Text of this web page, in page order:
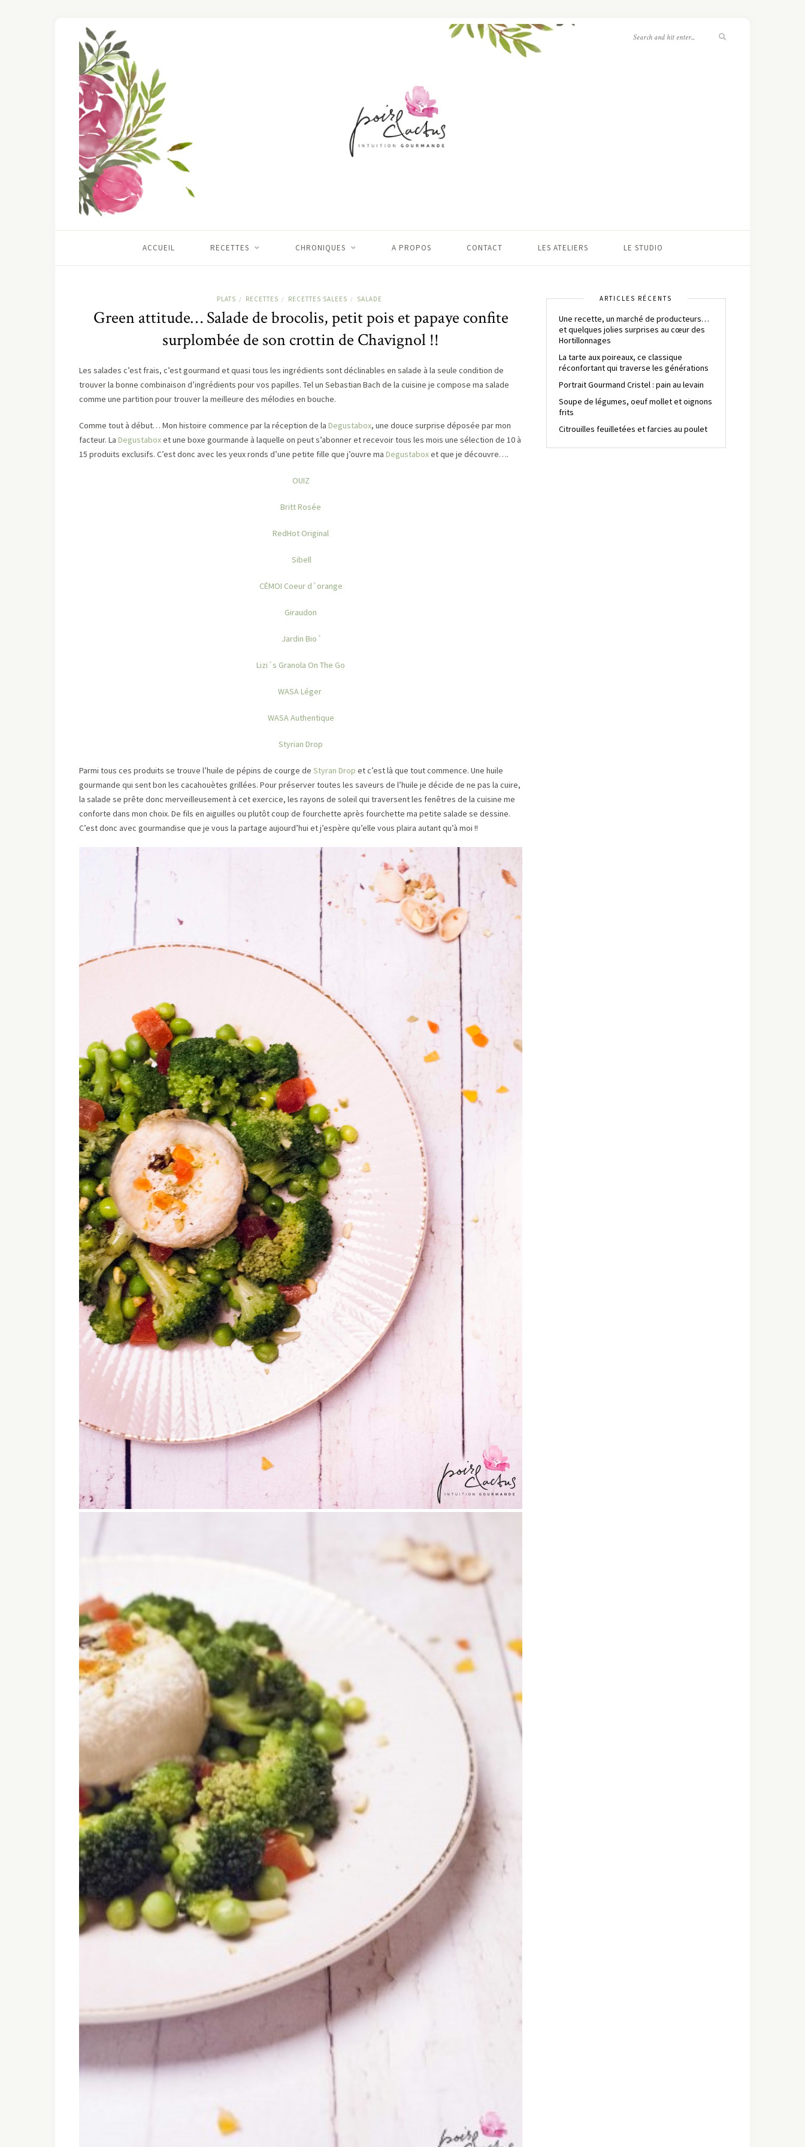
ACCUEIL RECETTES CHRONIQUES A PROPOS CONTACT LES ATELIERS LE STUDIO
PLATS / RECETTES / RECETTES SALEES / SALADE
Green attitude… Salade de brocolis, petit pois et papaye confite
surplombée de son crottin de Chavignol !!
Les salades c’est frais, c’est gourmand et quasi tous les ingrédients sont déclinables en salade à la seule condition de
trouver la bonne combinaison d’ingrédients pour vos papilles. Tel un Sebastian Bach de la cuisine je compose ma salade
comme une partition pour trouver la meilleure des mélodies en bouche.
Comme tout à début… Mon histoire commence par la réception de la Degustabox, une douce surprise déposée par mon
facteur. La Degustaboxet une boxe gourmande à laquelle on peut s’abonner et recevoir tous les mois une sélection de 10 à
15 produits exclusifs. C’est donc avec les yeux ronds d’une petite fille que j’ouvre ma Degustaboxet que je découvre….
OUIZ
Britt Rosée
RedHot Original
Sibell
CÉMOI Coeur d´orange
Giraudon
Jardin Bio´
Lizi´s Granola On The Go
WASA Léger
WASA Authentique
Styrian Drop
Parmi tous ces produits se trouve l’huile de pépins de courge de Styran Drop et c’est là que tout commence. Une huile
gourmande qui sent bon les cacahouètes grillées. Pour préserver toutes les saveurs de l’huile je décide de ne pas la cuire,
la salade se prête donc merveilleusement à cet exercice, les rayons de soleil qui traversent les fenêtres de la cuisine me
conforte dans mon choix. De fils en aiguilles ou plutôt coup de fourchette après fourchette ma petite salade se dessine.
C’est donc avec gourmandise que je vous la partage aujourd’hui et j’espère qu’elle vous plaira autant qu’à moi !!
ARTICLES RÉCENTS
Une recette, un marché de producteurs…
et quelques jolies surprises au cœur des
Hortillonnages
La tarte aux poireaux, ce classique
réconfortant qui traverse les générations
Portrait Gourmand Cristel : pain au levain
Soupe de légumes, oeuf mollet et oignons
frits
Citrouilles feuilletées et farcies au poulet